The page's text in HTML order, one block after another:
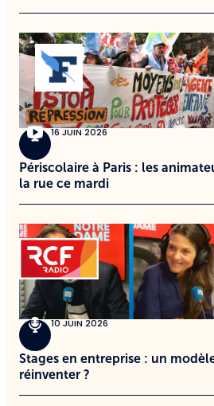
16 JUIN 2026
Périscolaire à Paris : les
la rue ce mardi
10 JUIN 2026
Stages en entreprise : un
réinventer ?